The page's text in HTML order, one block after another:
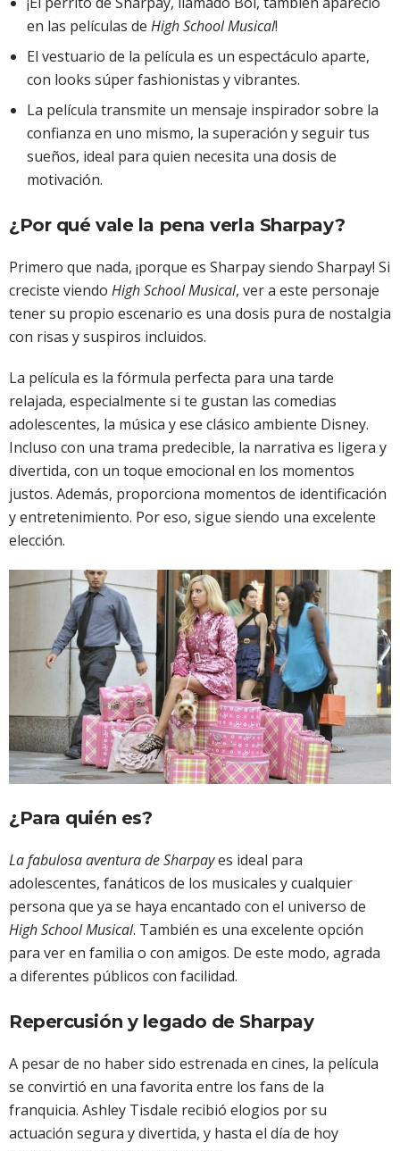
en las películas de High School Musical!
El vestuario de la película es un espectáculo aparte,
con looks súper fashionistas y vibrantes.
La película transmite un mensaje inspirador sobre la
confianza en uno mismo, la superación y seguir tus
sueños, ideal para quien necesita una dosis de
motivación.
¿Por qué vale la pena verla Sharpay?
Primero que nada, ¡porque es Sharpay siendo Sharpay! Si
creciste viendo High School Musical, ver a este personaje
tener su propio escenario es una dosis pura de nostalgia
con risas y suspiros incluidos.
La película es la fórmula perfecta para una tarde
relajada, especialmente si te gustan las comedias
adolescentes, la música y ese clásico ambiente Disney.
Incluso con una trama predecible, la narrativa es ligera y
divertida, con un toque emocional en los momentos
justos. Además, proporciona momentos de identificación
y entretenimiento. Por eso, sigue siendo una excelente
elección.
¿Para quién es?
La fabulosa aventura de Sharpayes ideal para
adolescentes, fanáticos de los musicales y cualquier
persona que ya se haya encantado con el universo de
High School Musical. También es una excelente opción
para ver en familia o con amigos. De este modo, agrada
a diferentes públicos con facilidad.
Repercusión y legado de Sharpay
A pesar de no haber sido estrenada en cines, la película
se convirtió en una favorita entre los fans de la
franquicia. Ashley Tisdale recibió elogios por su
actuación segura y divertida, y hasta el día de hoy